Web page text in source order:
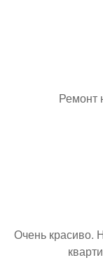
Ремонт
Очень красиво.